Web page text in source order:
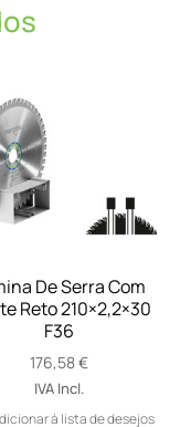
De Serra Com
Reto 210×2,2×30
F36
176,58€
IVA Incl.
á lista de desejos